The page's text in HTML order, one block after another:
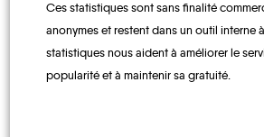
UN AVIS, UN
À
Ces statistiques sont sans finalité
anonymes et restent dans un outil interne
statistiques nous aident à améliorer le
popularité et à maintenir sa gratuité.